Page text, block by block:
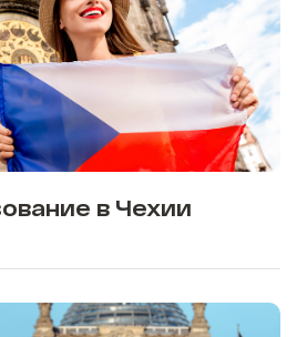
в Чехии